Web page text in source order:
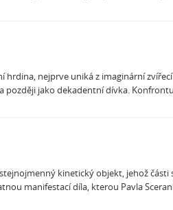
hrdina, nejprve uniká z imaginární
později jako dekadentní dívka.
kinetický objekt, jehož
manifestací díla, kterou Pavla